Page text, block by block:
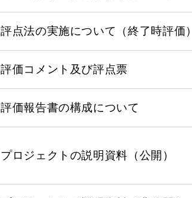
評点法の実施について（終了時評価）
評価コメント及び評点票
評価報告書の構成について
プロジェクトの説明資料（公開）